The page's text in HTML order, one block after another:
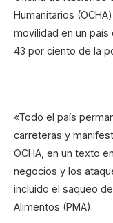
Humanitarios
movilidad en un
43 por ciento de la
«Todo el país
carreteras y
OCHA, en un texto
negocios y los
incluido el saqueo
Alimentos (PMA).